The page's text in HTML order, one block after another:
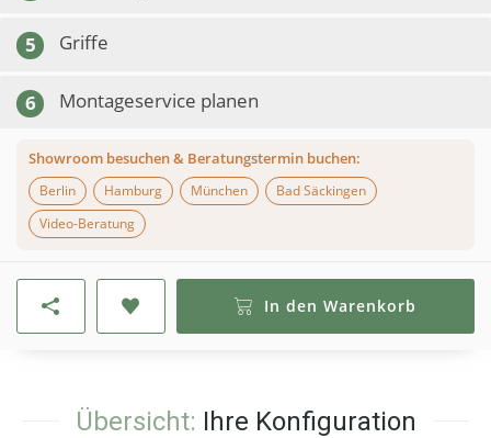
5 Griffe
6 Montageservice planen
Showroom besuchen & Beratungstermin buchen:
Berlin
Hamburg München
Bad Säckingen
Video-Beratung
In den Warenkorb
Übersicht: Ihre Konfiguration